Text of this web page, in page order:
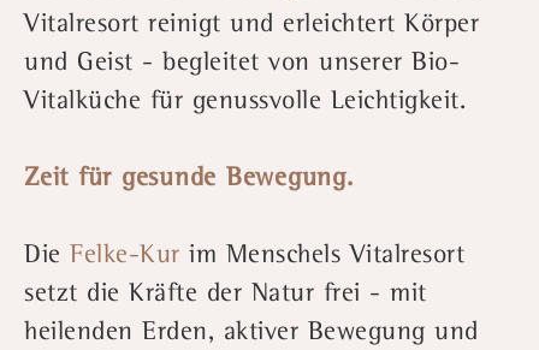
Vitalresort reinigt und erleichtert Körper
und Geist - begleitet von unserer Bio-
Vitalküche für genussvolle Leichtigkeit.
Zeit für gesunde Bewegung.
Die Felke-Kur im Menschels Vitalresort
setzt die Kräfte der Natur frei - mit
heilenden Erden, aktiver Bewegung und